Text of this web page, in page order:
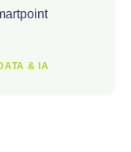
& IA